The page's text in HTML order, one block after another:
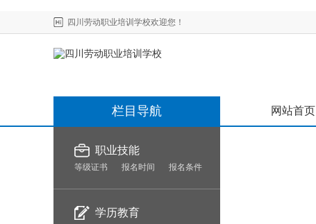
四川劳动职业培训学校欢迎您！
栏目导航 网站首页
职业技能
等级证书 报名时间 报名条件
学历教育